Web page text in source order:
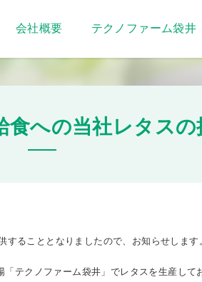
会社概要 テクノファーム袋井
食への当社レタスの
ることとなりましたので、お知らせします
テクノファーム袋井」でレタスを生産して